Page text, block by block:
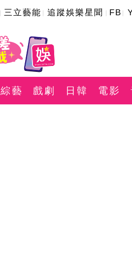
三立藝能 追蹤娛樂星聞 FB
綜藝 戲劇 日韓 電影